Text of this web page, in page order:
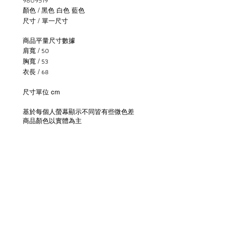
顏色 /黑色 白色 藍色
尺寸 / 單一尺寸
商品平量尺寸數據
肩寬 / 50
胸寬 / 53
衣長 / 68
尺寸單位 cm
基於每個人螢幕顯示不同皆有些微色差
商品顏色以實體為主